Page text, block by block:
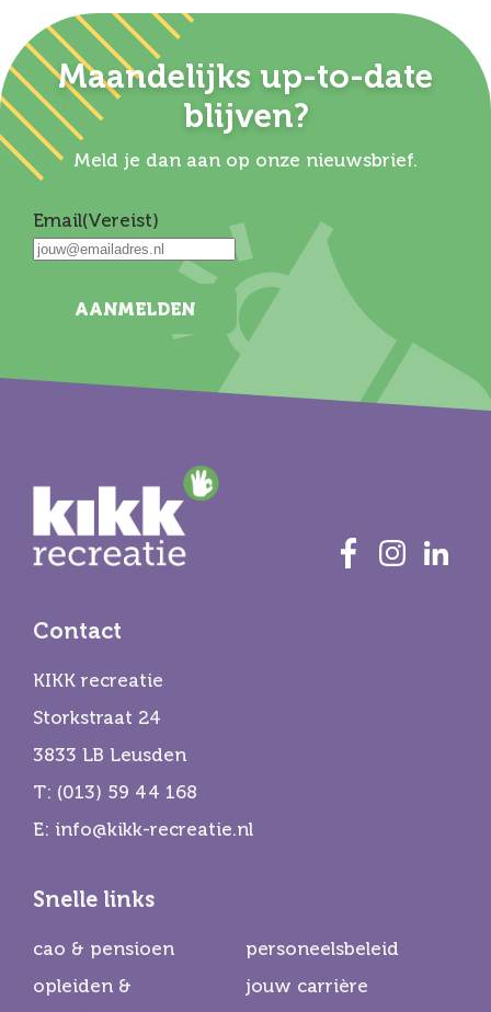
Maandelijks up-to-date
blijven?
Meld je dan aan op onze nieuwsbrief.
Email(Vereist)
AANMELDEN
Contact
KIKK recreatie
Storkstraat 24
3833 LB Leusden
T: (013) 59 44 168
E: info@kikk-recreatie.nl
Snelle links
cao & pensioen
personeelsbeleid
opleiden &
jouw carrière